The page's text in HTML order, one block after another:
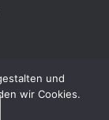
und
wir Cookies.